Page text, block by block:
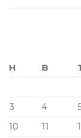
H B
3
4
10
11